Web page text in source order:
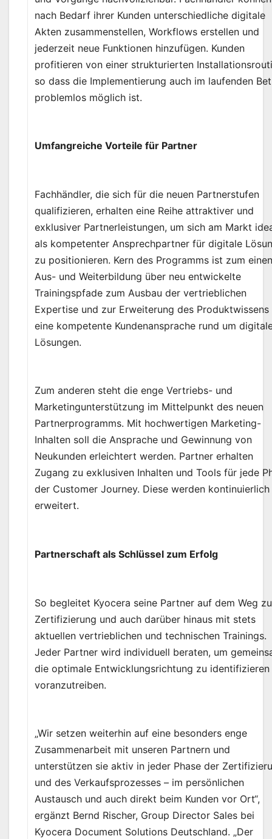
nach Bedarf ihrer Kunden unterschiedliche digitale
Akten zusammenstellen, Workflows erstellen und
jederzeit neue Funktionen hinzufügen. Kunden
profitieren von einer strukturierten
so dass die Implementierung auch im laufenden
problemlos möglich ist.
Umfangreiche Vorteile für Partner
Fachhändler, die sich für die neuen Partnerstufen
qualifizieren, erhalten eine Reihe attraktiver und
exklusiver Partnerleistungen, um sich am Markt
als kompetenter Ansprechpartner für digitale
zu positionieren. Kern des Programms ist zum
Aus- und Weiterbildung über neu entwickelte
Trainingspfade zum Ausbau der vertrieblichen
Expertise und zur Erweiterung des
eine kompetente Kundenansprache rund um
Lösungen.
Zum anderen steht die enge Vertriebs- und
Marketingunterstützung im Mittelpunkt des neuen
Partnerprogramms. Mit hochwertigen Marketing-
Inhalten soll die Ansprache und Gewinnung von
Neukunden erleichtert werden. Partner erhalten
Zugang zu exklusiven Inhalten und Tools für jede
der Customer Journey. Diese werden kontinuierlich
erweitert.
Partnerschaft als Schlüssel zum Erfolg
So begleitet Kyocera seine Partner auf dem Weg
Zertifizierung und auch darüber hinaus mit stets
aktuellen vertrieblichen und technischen Trainings.
Jeder Partner wird individuell beraten, um
die optimale Entwicklungsrichtung zu identifizieren
voranzutreiben.
„Wir setzen weiterhin auf eine besonders enge
Zusammenarbeit mit unseren Partnern und
unterstützen sie aktiv in jeder Phase der
und des Verkaufsprozesses – im persönlichen
Austausch und auch direkt beim Kunden vor Ort“,
ergänzt Bernd Rischer, Group Director Sales bei
Kyocera Document Solutions Deutschland. „Der